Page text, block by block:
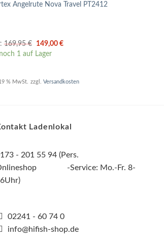
Angelrute Nova Travel PT2412
169,95€
Ursprünglicher
Preis
war:
149,00 €Aktueller
1 auf Lager
% MwSt. zzgl. Versandkosten
Ladenlokal
- 201 55 94 (Pers.
-Service: Mo.-Fr. 8-
02241 - 60 74 0
info@hifish-shop.de